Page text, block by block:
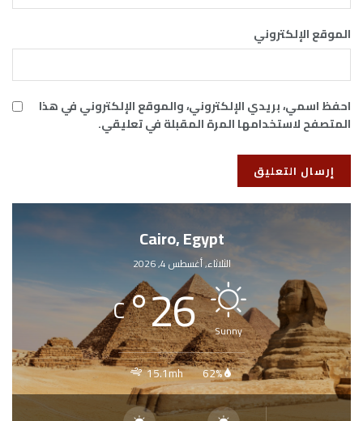
الموقع الإلكتروني
احفظ اسمي، بريدي الإلكتروني، والموقع الإلكتروني في هذا
المتصفح لاستخدامها المرة المقبلة في تعليقي.
Cairo, Egypt
الثلاثاء, أغسطس 4, 2026
Sunny
26
°
C
62%
15.1mh